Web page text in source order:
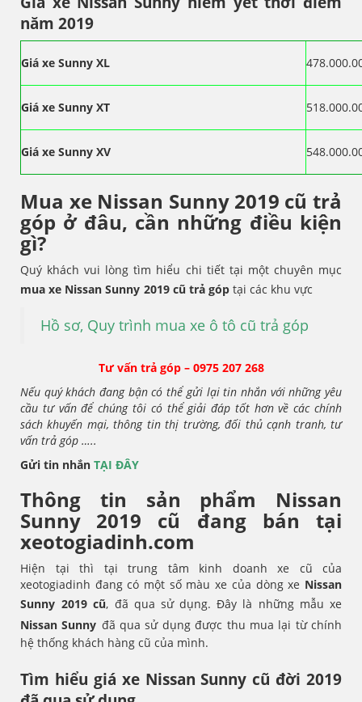
năm 2019
Giá xe Sunny XL
Giá xe Sunny XT
Giá xe Sunny XV
Mua xe Nissan Sunny 2019 cũ trả
góp ở đâu, cần những điều kiện
gì?
Quý khách vui lòng tìm hiểu chi tiết tại một chuyên mục
mua xe Nissan Sunny 2019 cũ trả góp tại các khu vực
Hồ sơ, Quy trình mua xe ô tô cũ trả góp
Tư vấn trả góp – 0975 207 268
Nếu quý khách đang bận có thể gửi lại tin nhắn với những yêu
cầu tư vấn để chúng tôi có thể giải đáp tốt hơn về các chính
sách khuyến mại, thông tin thị trường, đối thủ cạnh tranh, tư
vấn trả góp …..
Gửi tin nhắn TẠI ĐÂY
Thông tin sản phẩm Nissan
Sunny 2019 cũ đang bán tại
xeotogiadinh.com
Hiện tại thì tại trung tâm kinh doanh xe cũ của
xeotogiadinh đang có một số màu xe của dòng xe Nissan
Sunny 2019 cũ, đã qua sử dụng. Đây là những mẫu xe
Nissan Sunny đã qua sử dụng được thu mua lại từ chính
hệ thống khách hàng cũ của mình.
Tìm hiểu giá xe Nissan Sunny cũ đời 2019